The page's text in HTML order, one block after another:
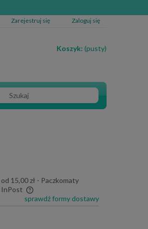
Zarejestruj się Zaloguj się
Koszyk: (pusty)
od 15,00 zł - Paczkomaty
InPost
sprawdź formy dostawy